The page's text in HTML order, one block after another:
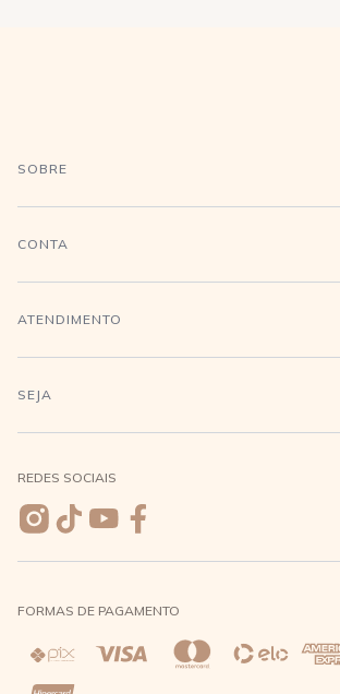
SOBRE
História
Conecte-se
CONTA
Login
Meus pedidos
Wishlist
ATENDIMENTO
Compra Segura
Entrega e Frete
Trocas e Devoluções
Direito de Arrependimento
Política de Privacidade
SEJA
REDES SOCIAIS
FORMAS DE PAGAMENTO